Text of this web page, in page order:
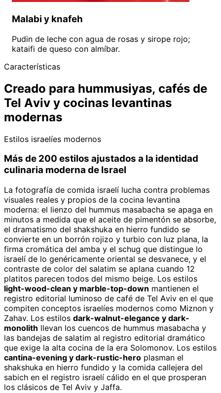
Malabi y knafeh
Pudin de leche con agua de rosas y sirope rojo;
kataifi de queso con almíbar.
Características
Creado para hummusiyas, cafés de
Tel Aviv y cocinas levantinas
modernas
Estilos israelíes modernos
Más de 200 estilos ajustados a la identidad
culinaria moderna de Israel
La fotografía de comida israelí lucha contra problemas
visuales reales y propios de la cocina levantina
moderna: el lienzo del hummus masabacha se apaga en
minutos a medida que el aceite de pimentón se absorbe,
el dramatismo del shakshuka en hierro fundido se
convierte en un borrón rojizo y turbio con luz plana, la
firma cromática del amba y el schug que distingue lo
israelí de lo genéricamente oriental se desvanece, y el
contraste de color del salatim se aplana cuando 12
platitos parecen todos del mismo beige. Los estilos
light-wood-clean y marble-top-down mantienen el
registro editorial luminoso de café de Tel Aviv en el que
compiten conceptos israelíes modernos como Miznon y
Zahav. Los estilos dark-walnut-elegance y dark-
monolith llevan los cuencos de hummus masabacha y
las bandejas de salatim al registro editorial dramático
que exige la alta cocina de la era Solomonov. Los estilos
cantina-evening y dark-rustic-hero plasman el
shakshuka en hierro fundido y la comida callejera del
sabich en el registro israelí cálido en el que prosperan
los clásicos de Tel Aviv y Jaffa.